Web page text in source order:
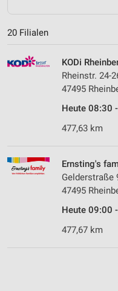
20 Filialen
KODi
Rheinstr. 24-
47495
Heute 08:30
477,63 km
Ernsting's
Gelderstraße
47495
Heute 09:00
477,67 km